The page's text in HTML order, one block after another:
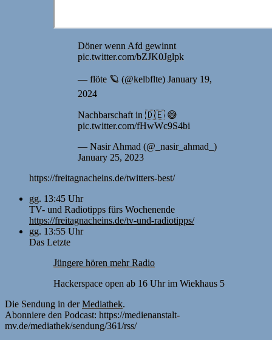
Döner wenn Afd gewinnt
pic.twitter.com/bZJK0Jglpk
— flöte 🪐 (@kelbflte) January 19,
2024
Nachbarschaft in 🇩🇪 😅
pic.twitter.com/fHwWc9S4bi
— Nasir Ahmad (@_nasir_ahmad_)
January 25, 2023
https://freitagnacheins.de/twitters-best/
gg. 13:45 Uhr
TV- und Radiotipps fürs Wochenende
https://freitagnacheins.de/tv-und-radiotipps/
gg. 13:55 Uhr
Das Letzte
Jüngere hören mehr Radio
Hackerspace open ab 16 Uhr im Wiekhaus 5
Die Sendung in derMediathek.
Abonniere den Podcast: https://medienanstalt-
mv.de/mediathek/sendung/361/rss/